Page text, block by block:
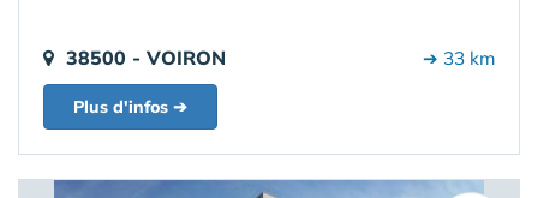
38500 - VOIRON ➔ 33 km
Plus d'infos ➔